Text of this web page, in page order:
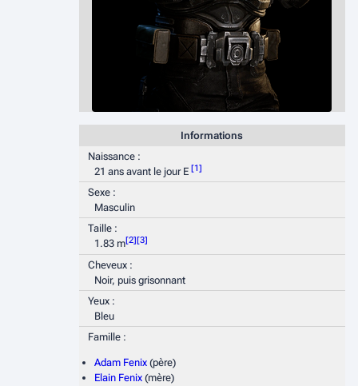
Informations
Naissance :
21 ans avant le jour E [1]
Sexe :
Masculin
Taille :
1.83 m[2] [3]
Cheveux :
Noir, puis grisonnant
Yeux :
Bleu
Famille :
Adam Fenix(père)
Elain Fenix(mère)